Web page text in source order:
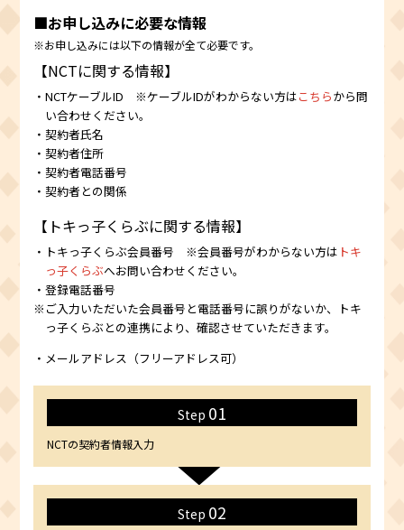
■お申し込みに必要な情報
※お申し込みには以下の情報が全て必要です。
【NCTに関する情報】
・NCTケーブルID ※ケーブルIDがわからない方はこちらから問
い合わせください。
・契約者氏名
・契約者住所
・契約者電話番号
・契約者との関係
【トキっ子くらぶに関する情報】
・トキっ子くらぶ会員番号 ※会員番号がわからない方は トキ
っ子くらぶへお問い合わせください。
・登録電話番号
※ご入力いただいた会員番号と電話番号に誤りがないか、トキ
っ子くらぶとの連携により、確認させていただきます。
・メールアドレス（フリーアドレス可）
Step 01
NCTの契約者情報入力
Step 02